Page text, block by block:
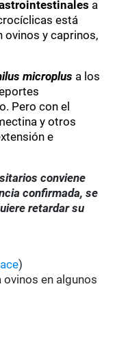
a
está
ovinos y caprinos,
microplus a los
Pero con el
y otros
e
conviene
confirmada, se
retardar su
)
ovinos en algunos